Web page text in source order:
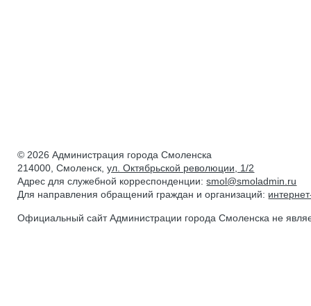
© 2026 Администрация города Смоленска
214000, Смоленск,ул. Октябрьской революции, 1/2
Адрес для служебной корреспонденции:smol@smoladmin.ru
Для направления обращений граждан и организаций:
Официальный сайт Администрации города Смоленска не